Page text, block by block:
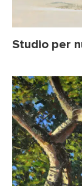
Studio per